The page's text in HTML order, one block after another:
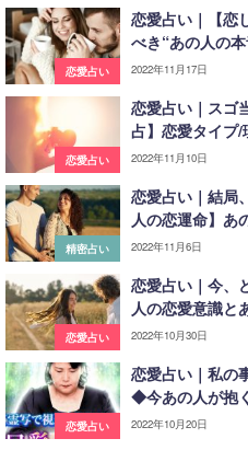
恋愛占い
恋愛占い｜【恋
べき“あの人の
2022年11月17日
恋愛占い
恋愛占い｜スゴ
占】恋愛タイプ
2022年11月10日
精密占い
恋愛占い｜結
人の恋運命】あ
2022年11月6日
恋愛占い
恋愛占い｜今
人の恋愛意識と
2022年10月30日
恋愛占い
恋愛占い｜私の
◆今あの人が抱
2022年10月20日